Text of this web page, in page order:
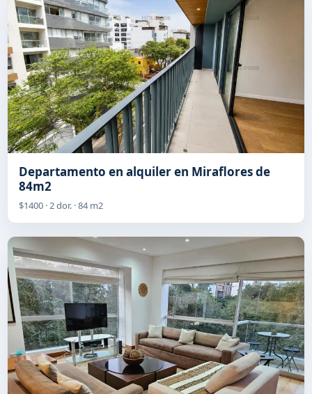
Departamento en alquiler en Miraflores de
84m2
$1400 · 2 dor. · 84 m2